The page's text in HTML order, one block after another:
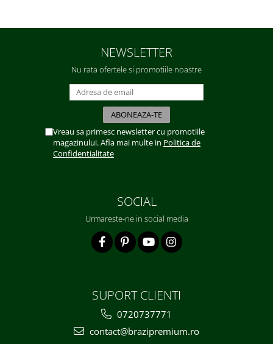
NEWSLETTER
Nu rata ofertele si promotiile noastre
Vreau sa primesc newsletter cu promotiile
magazinului. Afla mai multe in Politica de
Confidentialitate
SOCIAL
Urmareste-ne in social media
SUPORT CLIENTI
0720737771
contact@brazipremium.ro